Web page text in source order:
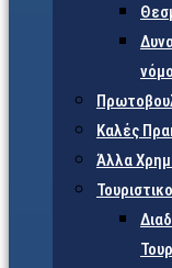
Καλές
Άλλα